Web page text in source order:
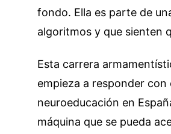
fondo. Ella es parte de
algoritmos y que sienten
Esta carrera
empieza a responder
neuroeducación en
máquina que se pueda